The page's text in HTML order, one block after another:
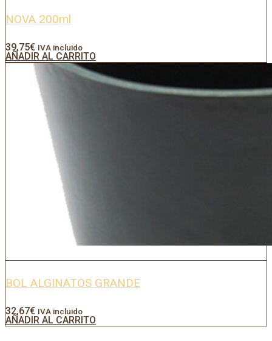
NOVA 200ml
39,75€ IVA incluido
AÑADIR AL CARRITO
BOL ALGINATOS GRANDE
32,67€ IVA incluido
AÑADIR AL CARRITO